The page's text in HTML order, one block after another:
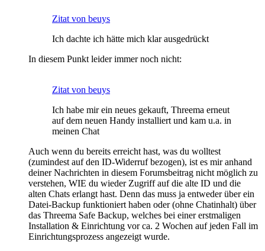
Zitat von beuys
Ich dachte ich hätte mich klar ausgedrückt
In diesem Punkt leider immer noch nicht:
Zitat von beuys
Ich habe mir ein neues gekauft, Threema erneut
auf dem neuen Handy installiert und kam u.a. in
meinen Chat
Auch wenn du bereits erreicht hast, was du wolltest
(zumindest auf den ID-Widerruf bezogen), ist es mir anhand
deiner Nachrichten in diesem Forumsbeitrag nicht möglich zu
verstehen, WIE du wieder Zugriff auf die alte ID und die
alten Chats erlangt hast. Denn das muss ja entweder über ein
Datei-Backup funktioniert haben oder (ohne Chatinhalt) über
das Threema Safe Backup, welches bei einer erstmaligen
Installation & Einrichtung vor ca. 2 Wochen auf jeden Fall im
Einrichtungsprozess angezeigt wurde.